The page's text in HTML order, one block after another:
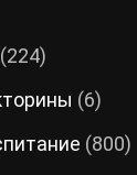
(224)
(6)
(800)